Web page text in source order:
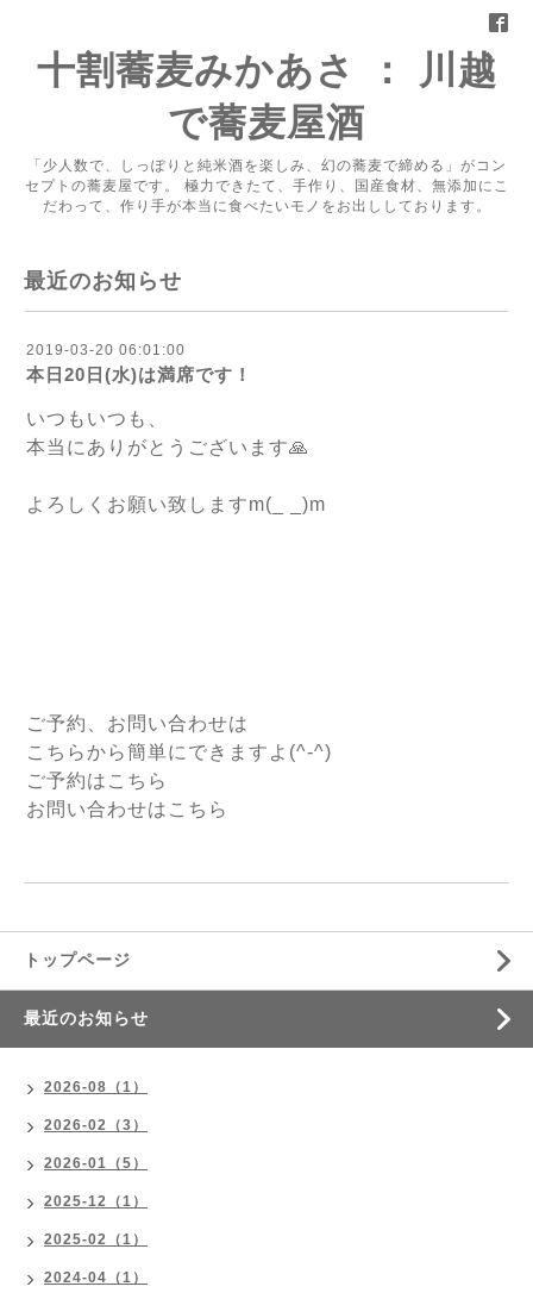
十割蕎麦みかあさ ： 川越
で蕎麦屋酒
「少人数で、しっぽりと純米酒を楽しみ、幻の蕎麦で締める」がコン
セプトの蕎麦屋です。 極力できたて、手作り、国産食材、無添加にこ
だわって、作り手が本当に食べたいモノをお出ししております。
最近のお知らせ
2019-03-20 06:01:00
本日20日(水)は満席です！
いつもいつも、
本当にありがとうございます🙏
よろしくお願い致しますm(_ _)m
ご予約、お問い合わせは
こちらから簡単にできますよ(^-^)
ご予約はこちら
お問い合わせはこちら
トップページ
最近のお知らせ
2026-08（1）
2026-02（3）
2026-01（5）
2025-12（1）
2025-02（1）
2024-04（1）